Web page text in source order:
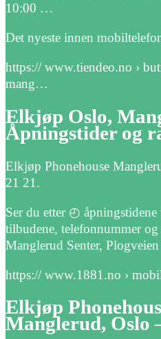
10:00 …
Det nyeste innen
https:// www.tiendeo.no ›
mang…
Elkjøp Oslo,
Åpningstider og
Elkjøp Phonehouse
21 21.
Ser du etter ◴
tilbudene, telefonnummer
Manglerud Senter,
https:// www.1881.no ›
Elkjøp
Manglerud, Oslo